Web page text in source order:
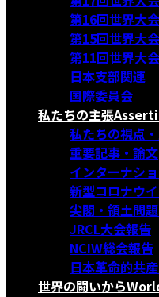
第16回世界大会
第15回世界大会
第11回世界大会
日本支部関連
国際委員会
私たちの主張
私たちの視点
重要記事・論文
インターナシ
新型コロナウ
尖閣・領土問
JRCL大会報告
NCIW総会報告
日本革命的共
世界の闘いから